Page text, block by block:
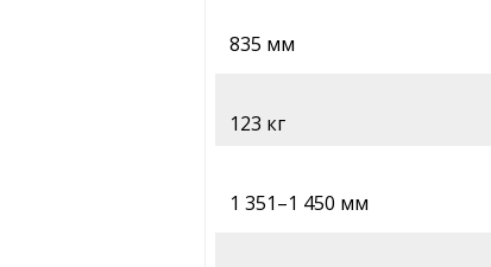
835 мм
123 кг
1 351–1 450 мм